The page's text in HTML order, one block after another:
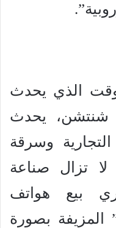
الذي يحدث
شنتشن، يحدث
وسرقة
لا تزال صناعة
بيع هواتف
المزيفة بصورة